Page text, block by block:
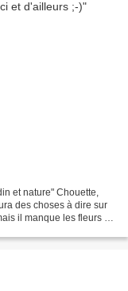
et nature" Chouette,
des choses à dire sur
il manque les fleurs de